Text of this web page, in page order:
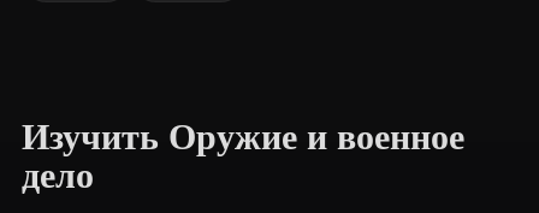
Изучить Оружие и военное
дело